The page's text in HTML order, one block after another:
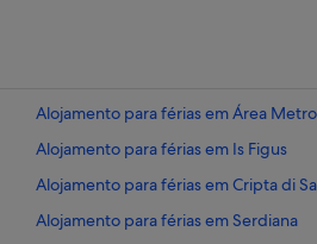
Alojamento para férias em Área
Alojamento para férias em Is Figus
Alojamento para férias em Cripta di
Alojamento para férias em Serdiana